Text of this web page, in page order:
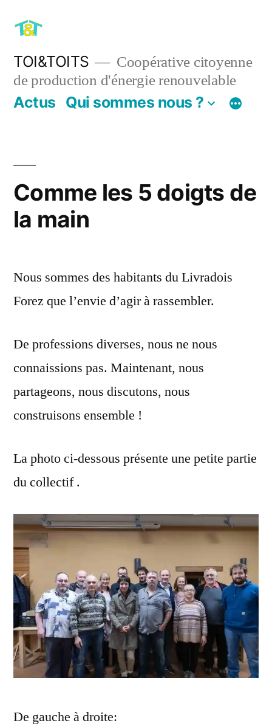
contenu
TOI&TOITS
Coopérative citoyenne
de production d'énergie renouvelable
Actus Qui sommes nous ?
Comme les 5 doigts de
la main
Nous sommes des habitants du Livradois
Forez que l’envie d’agir à rassembler.
De professions diverses, nous ne nous
connaissions pas. Maintenant, nous
partageons, nous discutons, nous
construisons ensemble !
La photo ci-dessous présente une petite partie
du collectif .
De gauche à droite: